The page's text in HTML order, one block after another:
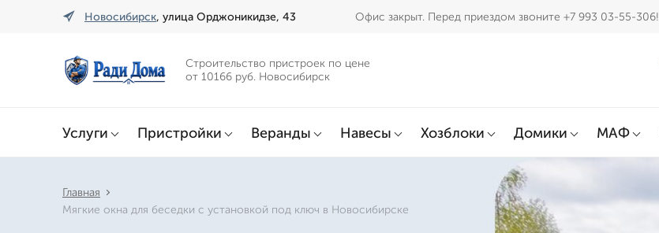
Новосибирск, улица Орджоникидзе, 43 Офис закрыт. Перед приездом звоните +7 993 03-55-306!
Строительство пристроек по цене
от 10166 руб. Новосибирск
Услуги Пристройки Веранды Навесы Хозблоки Домики МАФ
Главная
Мягкие окна для беседки с установкой под ключ в Новосибирске